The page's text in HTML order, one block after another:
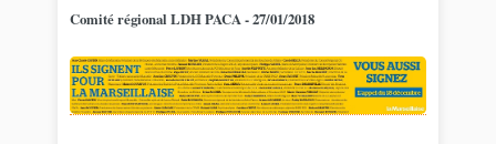
Comité régional LDH PACA - 27/01/2018